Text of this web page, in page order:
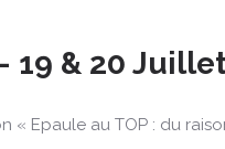
19 & 20
« Epaule au TOP : du